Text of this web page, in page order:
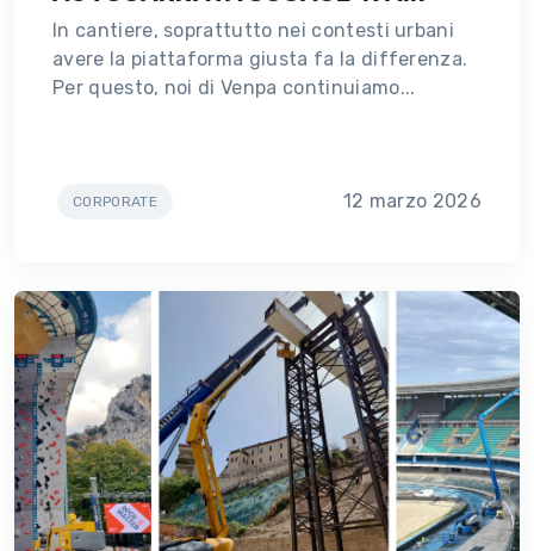
In cantiere, soprattutto nei contesti urbani
avere la piattaforma giusta fa la differenza.
Per questo, noi di Venpa continuiamo...
CORPORATE 12 marzo 2026